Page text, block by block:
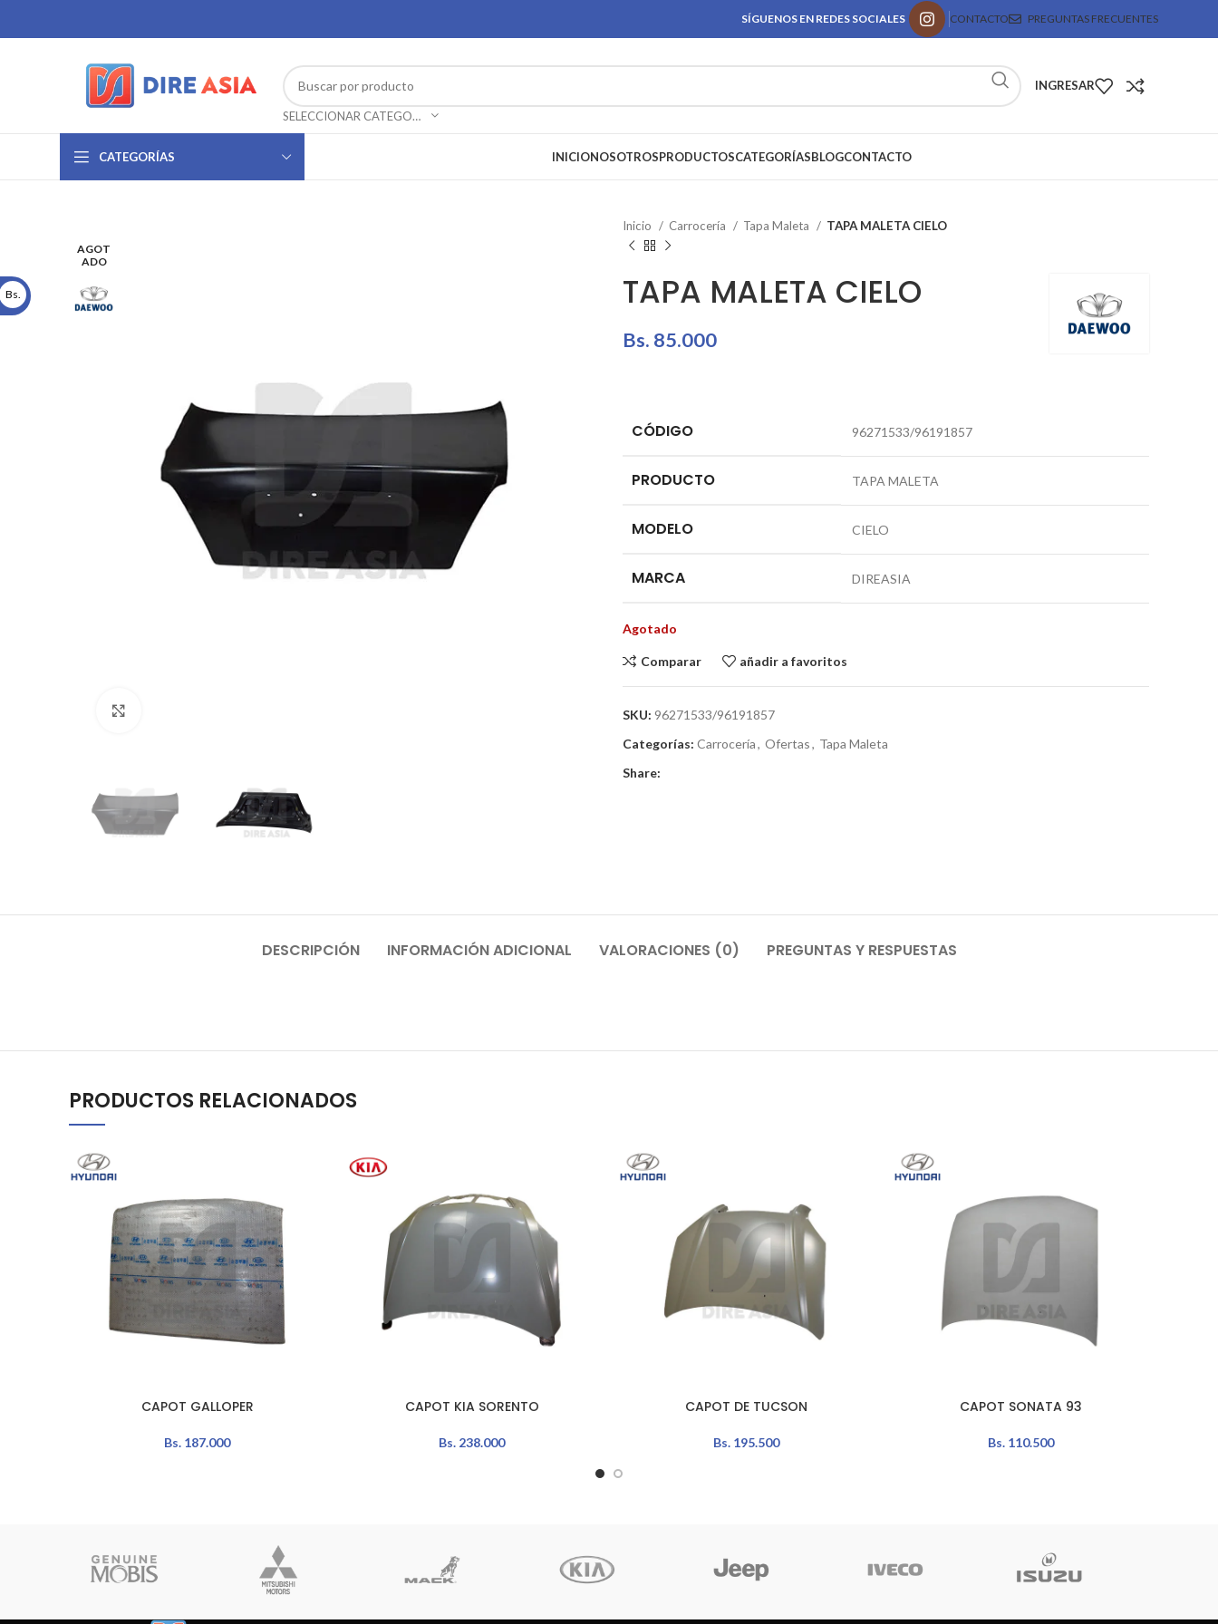
SÍGUENOS EN REDES SOCIALES CONTACTO PREGUNTAS FRECUENTES
SELECCIONAR CATEGORÍA
INGRESAR
CATEGORÍAS INICIONOSOTROSPRODUCTOSCATEGORÍASBLOGCONTACTO
AGOT
ADO
Inicio Carrocería Tapa Maleta TAPA MALETA CIELO
TAPA MALETA CIELO
Bs. 85.000
CÓDIGO 96271533/96191857
PRODUCTO TAPA MALETA
MODELO CIELO
MARCA DIREASIA
Agotado
Comparar añadir a favoritos
SKU: 96271533/96191857
Categorías: Carrocería, Ofertas, Tapa Maleta
Share:
DESCRIPCIÓN INFORMACIÓN ADICIONAL VALORACIONES (0) PREGUNTAS Y RESPUESTAS
PRODUCTOS RELACIONADOS
AÑADIR AL CARRITOCAPOT GALLOPER
Bs. 187.000
AÑADIR AL CARRITOCAPOT KIA SORENTO
Bs. 238.000
AÑADIR AL CARRITOCAPOT DE TUCSON
Bs. 195.500
AÑADIR AL CARRITOCAPOT SONATA 93
Bs. 110.500
Bs.